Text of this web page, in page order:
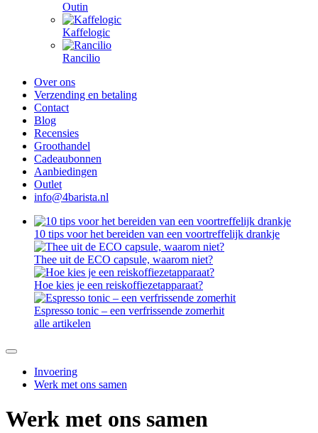
Outin
Kaffelogic
Rancilio
Over ons
Verzending en betaling
Contact
Blog
Recensies
Groothandel
Cadeaubonnen
Aanbiedingen
Outlet
info@4barista.nl
10 tips voor het bereiden van een voortreffelijk drankje
Thee uit de ECO capsule, waarom niet?
Hoe kies je een reiskoffiezetapparaat?
Espresso tonic – een verfrissende zomerhit
alle artikelen
Invoering
Werk met ons samen
Werk met ons samen